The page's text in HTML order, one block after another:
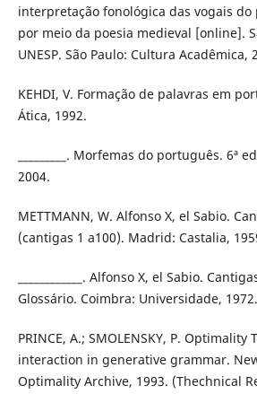
interpretação fonológica das vogais
por meio da poesia medieval [online].
UNESP. São Paulo: Cultura Acadêmica,
KEHDI, V. Formação de palavras em
Ática, 1992.
_________. Morfemas do português. 6ª
2004.
METTMANN, W. Alfonso X, el Sabio.
(cantigas 1 a100). Madrid: Castalia,
____________. Alfonso X, el Sabio.
Glossário. Coimbra: Universidade, 1972.
PRINCE, A.; SMOLENSKY, P.
interaction in generative grammar.
Optimality Archive, 1993. (Thechnical